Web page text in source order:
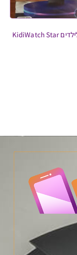
שעון חכם לילדים KidiWatch Star